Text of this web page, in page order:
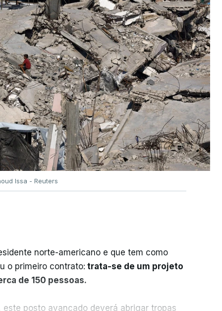
Issa - Reuters
norte-americano e que tem como
o primeiro contrato: trata-se de um projeto
de 150 pessoas.
este posto avançado deverá abrigar tropas